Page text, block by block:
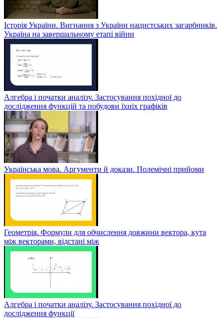
Історія України. Вигнання з України нацистських загарбників.
Україна на завершальному етапі війни
Алгебра і початки аналізу. Застосування похідної до
дослідження функцій та побудови їхніх графіків
Українська мова. Аргументи й докази. Полемічні прийоми
Геометрія. Формули для обчислення довжини вектора, кута
між векторами, відстані між
Алгебра і початки аналізу. Застосування похідної до
дослідження функції